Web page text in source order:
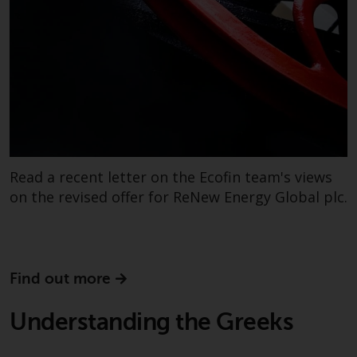
und diese zu beachten. Auf dieser
Website erwähnte Produkte oder
Dienstleistungen sind nur für den
Dienstleistungen gestattet ist.
Die Informationen auf den
Read a recent letter on the Ecofin team's views
on the revised offer for ReNew Energy Global plc.
Find out more
Understanding the Greeks